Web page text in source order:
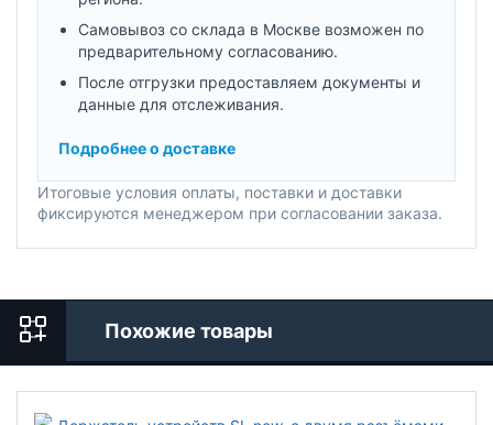
Самовывоз со склада в Москве возможен по
предварительному согласованию.
После отгрузки предоставляем документы и
данные для отслеживания.
Подробнее о доставке
Итоговые условия оплаты, поставки и доставки
фиксируются менеджером при согласовании заказа.
Похожие товары